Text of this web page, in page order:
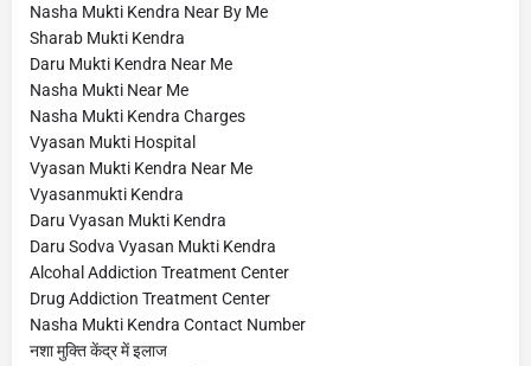
Nasha Mukti Kendra Near By Me
Sharab Mukti Kendra
Daru Mukti Kendra Near Me
Nasha Mukti Near Me
Nasha Mukti Kendra Charges
Vyasan Mukti Hospital
Vyasan Mukti Kendra Near Me
Vyasanmukti Kendra
Daru Vyasan Mukti Kendra
Daru Sodva Vyasan Mukti Kendra
Alcohal Addiction Treatment Center
Drug Addiction Treatment Center
Nasha Mukti Kendra Contact Number
नशा मुक्ति केंद्र में इलाज